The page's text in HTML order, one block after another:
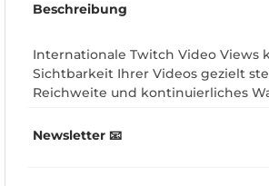
Beschreibung
Internationale Twitch Video Views
Sichtbarkeit Ihrer Videos gezielt
Reichweite und kontinuierliches
Newsletter 📧